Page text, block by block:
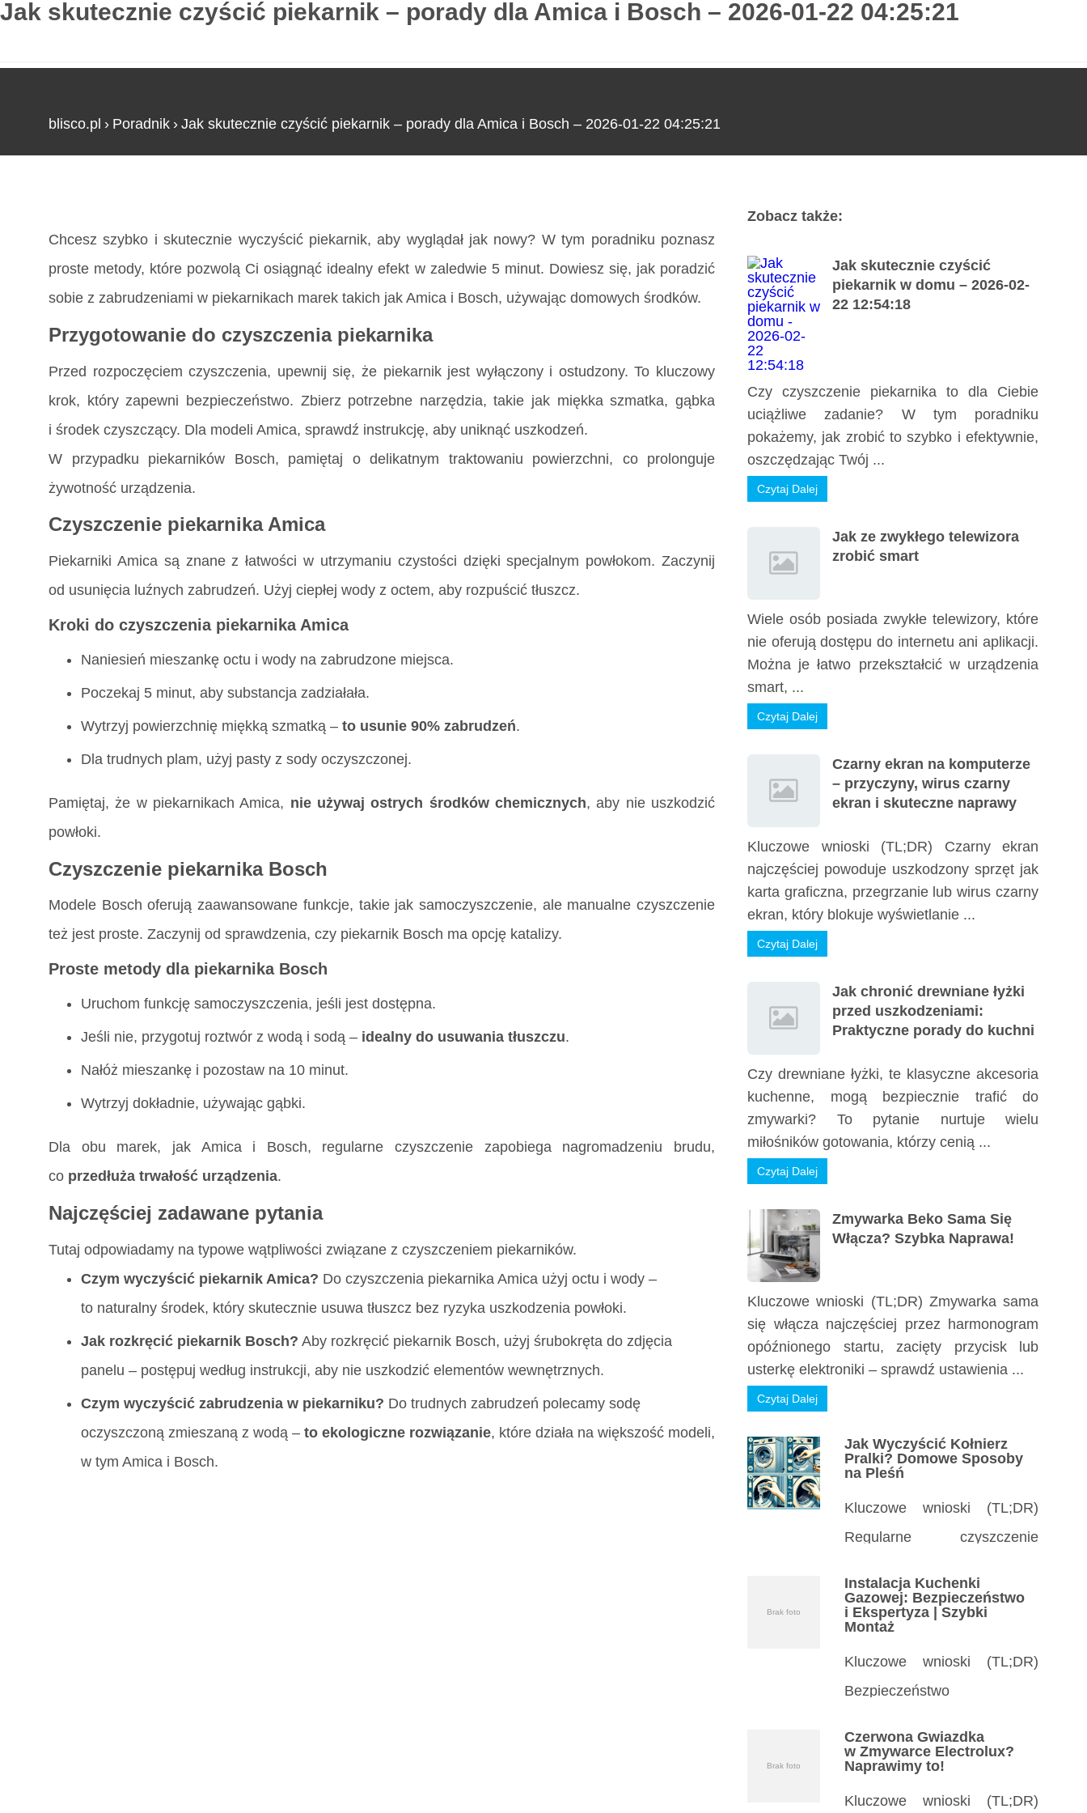
blisco.pl › Poradnik › Jak skutecznie czyścić piekarnik – porady dla Amica i Bosch – 2026-01-22 04:25:21
Jak skutecznie czyścić piekarnik – porady dla Amica i Bosch – 2026-01-22 04:25:21
Chcesz szybko i skutecznie wyczyścić piekarnik, aby wyglądał jak nowy? W tym poradniku poznasz
proste metody, które pozwolą Ci osiągnąć idealny efekt w zaledwie 5 minut. Dowiesz się, jak poradzić
sobie z zabrudzeniami w piekarnikach marek takich jak Amica i Bosch, używając domowych środków.
Przygotowanie do czyszczenia piekarnika
Przed rozpoczęciem czyszczenia, upewnij się, że piekarnik jest wyłączony i ostudzony. To kluczowy
krok, który zapewni bezpieczeństwo. Zbierz potrzebne narzędzia, takie jak miękka szmatka, gąbka
i środek czyszczący. Dla modeli Amica, sprawdź instrukcję, aby uniknąć uszkodzeń.
W przypadku piekarników Bosch, pamiętaj o delikatnym traktowaniu powierzchni, co prolonguje
żywotność urządzenia.
Czyszczenie piekarnika Amica
Piekarniki Amica są znane z łatwości w utrzymaniu czystości dzięki specjalnym powłokom. Zaczynij
od usunięcia luźnych zabrudzeń. Użyj ciepłej wody z octem, aby rozpuścić tłuszcz.
Kroki do czyszczenia piekarnika Amica
Naniesień mieszankę octu i wody na zabrudzone miejsca.
Poczekaj 5 minut, aby substancja zadziałała.
Wytrzyj powierzchnię miękką szmatką – to usunie 90% zabrudzeń.
Dla trudnych plam, użyj pasty z sody oczyszczonej.
Pamiętaj, że w piekarnikach Amica, nie używaj ostrych środków chemicznych, aby nie uszkodzić
powłoki.
Czyszczenie piekarnika Bosch
Modele Bosch oferują zaawansowane funkcje, takie jak samoczyszczenie, ale manualne czyszczenie
też jest proste. Zaczynij od sprawdzenia, czy piekarnik Bosch ma opcję katalizy.
Proste metody dla piekarnika Bosch
Uruchom funkcję samoczyszczenia, jeśli jest dostępna.
Jeśli nie, przygotuj roztwór z wodą i sodą – idealny do usuwania tłuszczu.
Nałóż mieszankę i pozostaw na 10 minut.
Wytrzyj dokładnie, używając gąbki.
Dla obu marek, jak Amica i Bosch, regularne czyszczenie zapobiega nagromadzeniu brudu,
co przedłuża trwałość urządzenia.
Najczęściej zadawane pytania
Tutaj odpowiadamy na typowe wątpliwości związane z czyszczeniem piekarników.
Czym wyczyścić piekarnik Amica? Do czyszczenia piekarnika Amica użyj octu i wody –
to naturalny środek, który skutecznie usuwa tłuszcz bez ryzyka uszkodzenia powłoki.
Jak rozkręcić piekarnik Bosch? Aby rozkręcić piekarnik Bosch, użyj śrubokręta do zdjęcia
panelu – postępuj według instrukcji, aby nie uszkodzić elementów wewnętrznych.
Czym wyczyścić zabrudzenia w piekarniku? Do trudnych zabrudzeń polecamy sodę
oczyszczoną zmieszaną z wodą – to ekologiczne rozwiązanie, które działa na większość modeli,
w tym Amica i Bosch.
Zobacz także:
Jak skutecznie czyścić
piekarnik w domu – 2026-02-
22 12:54:18
Czy czyszczenie piekarnika to dla Ciebie
uciążliwe zadanie? W tym poradniku
pokażemy, jak zrobić to szybko i efektywnie,
oszczędzając Twój ...
Czytaj Dalej
Jak ze zwykłego telewizora
zrobić smart
Wiele osób posiada zwykłe telewizory, które
nie oferują dostępu do internetu ani aplikacji.
Można je łatwo przekształcić w urządzenia
smart, ...
Czytaj Dalej
Czarny ekran na komputerze
– przyczyny, wirus czarny
ekran i skuteczne naprawy
Kluczowe wnioski (TL;DR) Czarny ekran
najczęściej powoduje uszkodzony sprzęt jak
karta graficzna, przegrzanie lub wirus czarny
ekran, który blokuje wyświetlanie ...
Czytaj Dalej
Jak chronić drewniane łyżki
przed uszkodzeniami:
Praktyczne porady do kuchni
Czy drewniane łyżki, te klasyczne akcesoria
kuchenne, mogą bezpiecznie trafić do
zmywarki? To pytanie nurtuje wielu
miłośników gotowania, którzy cenią ...
Czytaj Dalej
Zmywarka Beko Sama Się
Włącza? Szybka Naprawa!
Kluczowe wnioski (TL;DR) Zmywarka sama
się włącza najczęściej przez harmonogram
opóźnionego startu, zacięty przycisk lub
usterkę elektroniki – sprawdź ustawienia ...
Czytaj Dalej
Jak Wyczyścić Kołnierz
Pralki? Domowe Sposoby
na Pleśń
Kluczowe wnioski (TL;DR)
Regularne czyszczenie
pleśni, zapachom
i uszkodzeniom uszczelki –
czyść co miesiąc. Proste
środki domowe jak ocet, soda
skutecznie usuwają brud
i szlam z gumowego kołnierza
w pralce. […]
Brak foto
Instalacja Kuchenki
Gazowej: Bezpieczeństwo
i Ekspertyza | Szybki
Montaż
Kluczowe wnioski (TL;DR)
Bezpieczeństwo
Instalacja kuchenki gazowej
wymaga specjalisty
z certyfikatami, by uniknąć
Brak foto
Czerwona Gwiazdka
w Zmywarce Electrolux?
Naprawimy to!
Kluczowe wnioski (TL;DR)